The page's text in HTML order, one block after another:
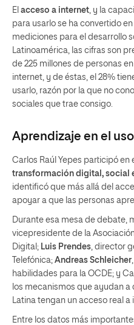
El acceso a internet, y la
para usarlo se ha convertido
mediciones para el desarrollo
Latinoamérica, las cifras son
de 225 millones de personas
internet, y de éstas, el 28%
usarlo, razón por la que no
sociales que trae consigo.
Aprendizaje en el
Carlos Raúl Yepes participó en
transformación digital, social
identificó que más allá del
apoyar a que las personas
Durante esa mesa de debate,
vicepresidente de la
Digital; Luis Prendes, director
Telefónica; Andreas Schleicher
habilidades para la OCDE; y
los mecanismos que ayudan
Latina tengan un acceso real a
Entre los datos más